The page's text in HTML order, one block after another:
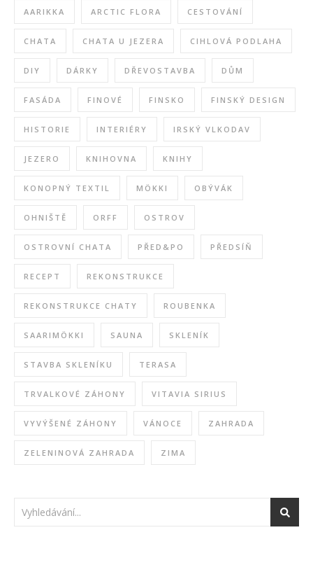
AARIKKA ARCTIC FLORA CESTOVÁNÍ
CHATA CHATA U JEZERA CIHLOVÁ PODLAHA
DIY DÁRKY DŘEVOSTAVBA DŮM
FASÁDA FINOVÉ FINSKO FINSKÝ DESIGN
HISTORIE INTERIÉRY IRSKÝ VLKODAV
JEZERO KNIHOVNA KNIHY
KONOPNÝ TEXTIL MÖKKI OBÝVÁK
OHNIŠTĚ ORFF OSTROV
OSTROVNÍ CHATA PŘED&PO PŘEDSÍŇ
RECEPT REKONSTRUKCE
REKONSTRUKCE CHATY ROUBENKA
SAARIMÖKKI SAUNA SKLENÍK
STAVBA SKLENÍKU TERASA
TRVALKOVÉ ZÁHONY VITAVIA SIRIUS
VYVÝŠENÉ ZÁHONY VÁNOCE ZAHRADA
ZELENINOVÁ ZAHRADA ZIMA